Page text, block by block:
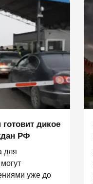
дикое
РФ
для
уже до